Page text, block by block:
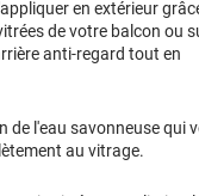
ne pas avoir commandé
en extérieur
de votre balcon ou
anti-regard tout en
de l'eau savonneuse qui
au vitrage.